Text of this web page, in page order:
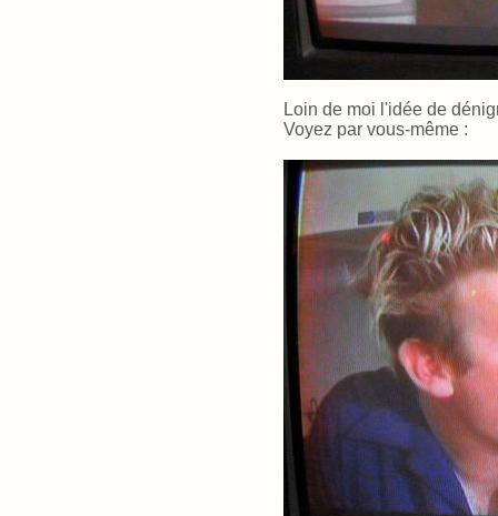
Loin de moi l'idée de
Voyez par vous-même :